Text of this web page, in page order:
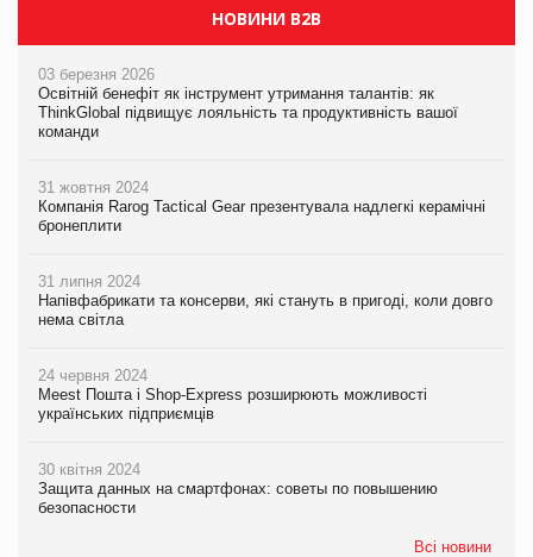
НОВИНИ B2B
03 березня 2026
Освітній бенефіт як інструмент утримання талантів: як
ThinkGlobal підвищує лояльність та продуктивність вашої
команди
31 жовтня 2024
Компанія Rarog Tactical Gear презентувала надлегкі керамічні
бронеплити
31 липня 2024
Напівфабрикати та консерви, які стануть в пригоді, коли довго
нема світла
24 червня 2024
Meest Пошта і Shop-Express розширюють можливості
українських підприємців
30 квітня 2024
Защита данных на смартфонах: советы по повышению
безопасности
Всі новини